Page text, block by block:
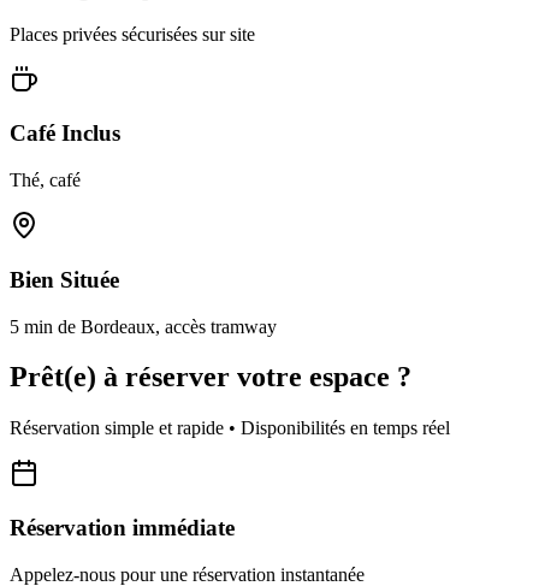
Places privées sécurisées sur site
Café Inclus
Thé, café
Bien Située
5 min de Bordeaux, accès tramway
Prêt(e) à réserver votre espace ?
Réservation simple et rapide • Disponibilités en temps réel
Réservation immédiate
Appelez-nous pour une réservation instantanée